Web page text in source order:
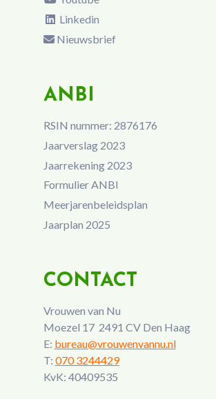
Linkedin
Nieuwsbrief
ANBI
RSIN nummer: 2876176
Jaarverslag 2023
Jaarrekening 2023
Formulier ANBI
Meerjarenbeleidsplan
Jaarplan 2025
CONTACT
Vrouwen van Nu
Moezel 17 2491 CV Den Haag
E: bureau@vrouwenvannu.nl
T: 070 3244429
KvK: 40409535